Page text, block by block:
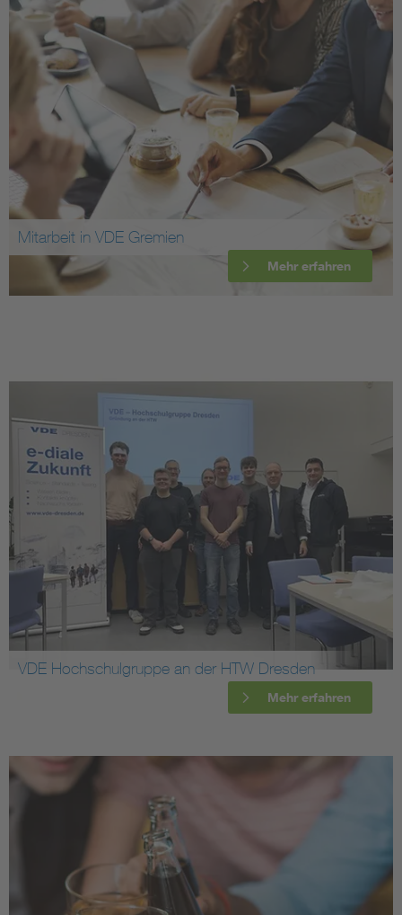
Mitarbeit in VDE Gremien
Mehr erfahren
VDE Hochschulgruppe an der HTW Dresden
Mehr erfahren